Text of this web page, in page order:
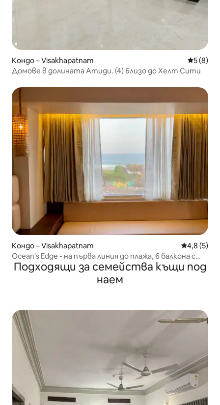
Кондо – Visakhapatnam Средна
5 (8)
Домове в долината Атиди. (4) Близо до Хелт Сити
Кондо – Visakhapatnam Средна
4,8 (5)
Ocean's Edge - на първа линия до плажа, 6 балкона с
изглед към морето
Подходящи за семейства къщи под
наем